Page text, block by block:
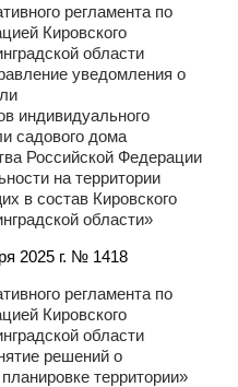
регламента по
Кировского
области
уведомления о
индивидуального
садового дома
Российской Федерации
на территории
в состав Кировского
области»
2025 г. № 1418
регламента по
Кировского
области
решений о
территории»